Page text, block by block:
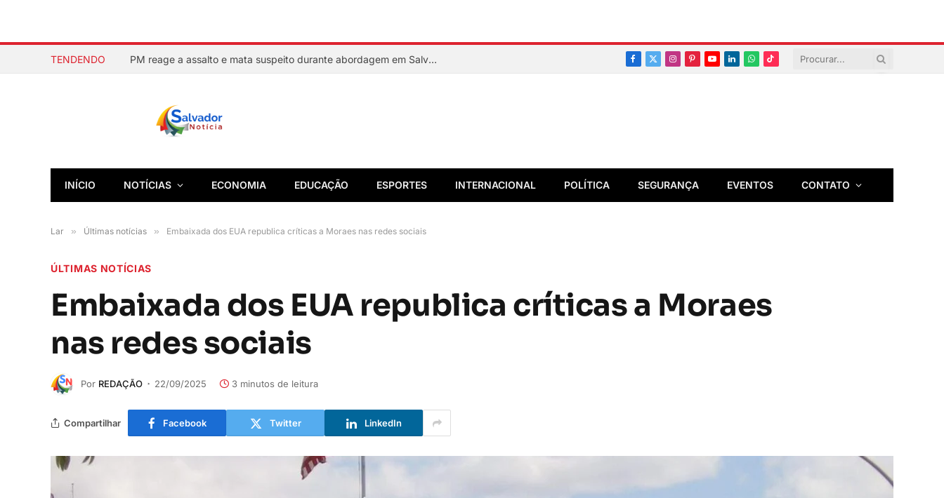
TENDENDO PM reage a assalto e mata suspeito durante abordagem em Salvador
Facebook
X
Instagram
PinterestYouTubeLinkedInWhatsapp
TikTok
INÍCIO NOTÍCIAS ECONOMIA EDUCAÇÃO ESPORTES INTERNACIONAL POLÍTICA SEGURANÇA EVENTOS CONTATO
Lar » Últimas notícias » Embaixada dos EUA republica críticas a Moraes nas redes sociais
ÚLTIMAS NOTÍCIAS
Embaixada dos EUA republica críticas a Moraes
nas redes sociais
Por REDAÇÃO 22/09/2025 3 minutos de leitura
Compartilhar Facebook Twitter LinkedIn